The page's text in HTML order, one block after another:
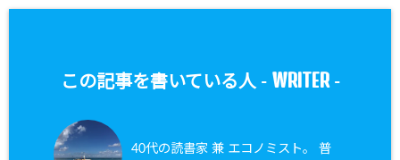
この記事を書いている人 - WRITER-
40代の読書家 兼 エコノミスト。 普